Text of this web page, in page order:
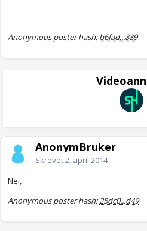
Anonymous poster hash:b6fad...889
AnonymBruker
Skrevet2. april 2014
Nei,
Anonymous poster hash:25dc0...d49